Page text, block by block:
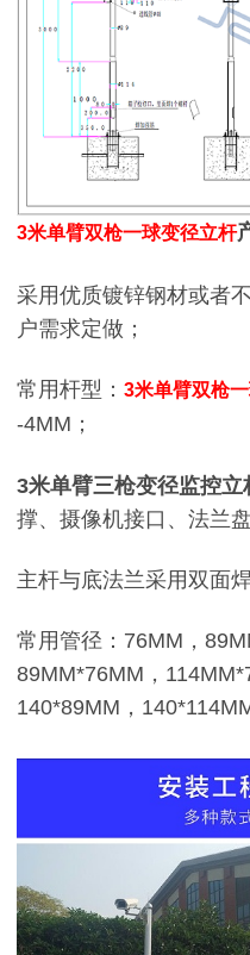
3米单臂双枪一球变径立杆
采用优质镀锌钢材或者
户需求定做；
常用杆型： 3米单臂双枪
-4MM；
3米单臂三枪变径监控立
撑、摄像机接口、法兰
主杆与底法兰采用双面
常用管径：76MM，
89MM*76MM，
140*89MM，